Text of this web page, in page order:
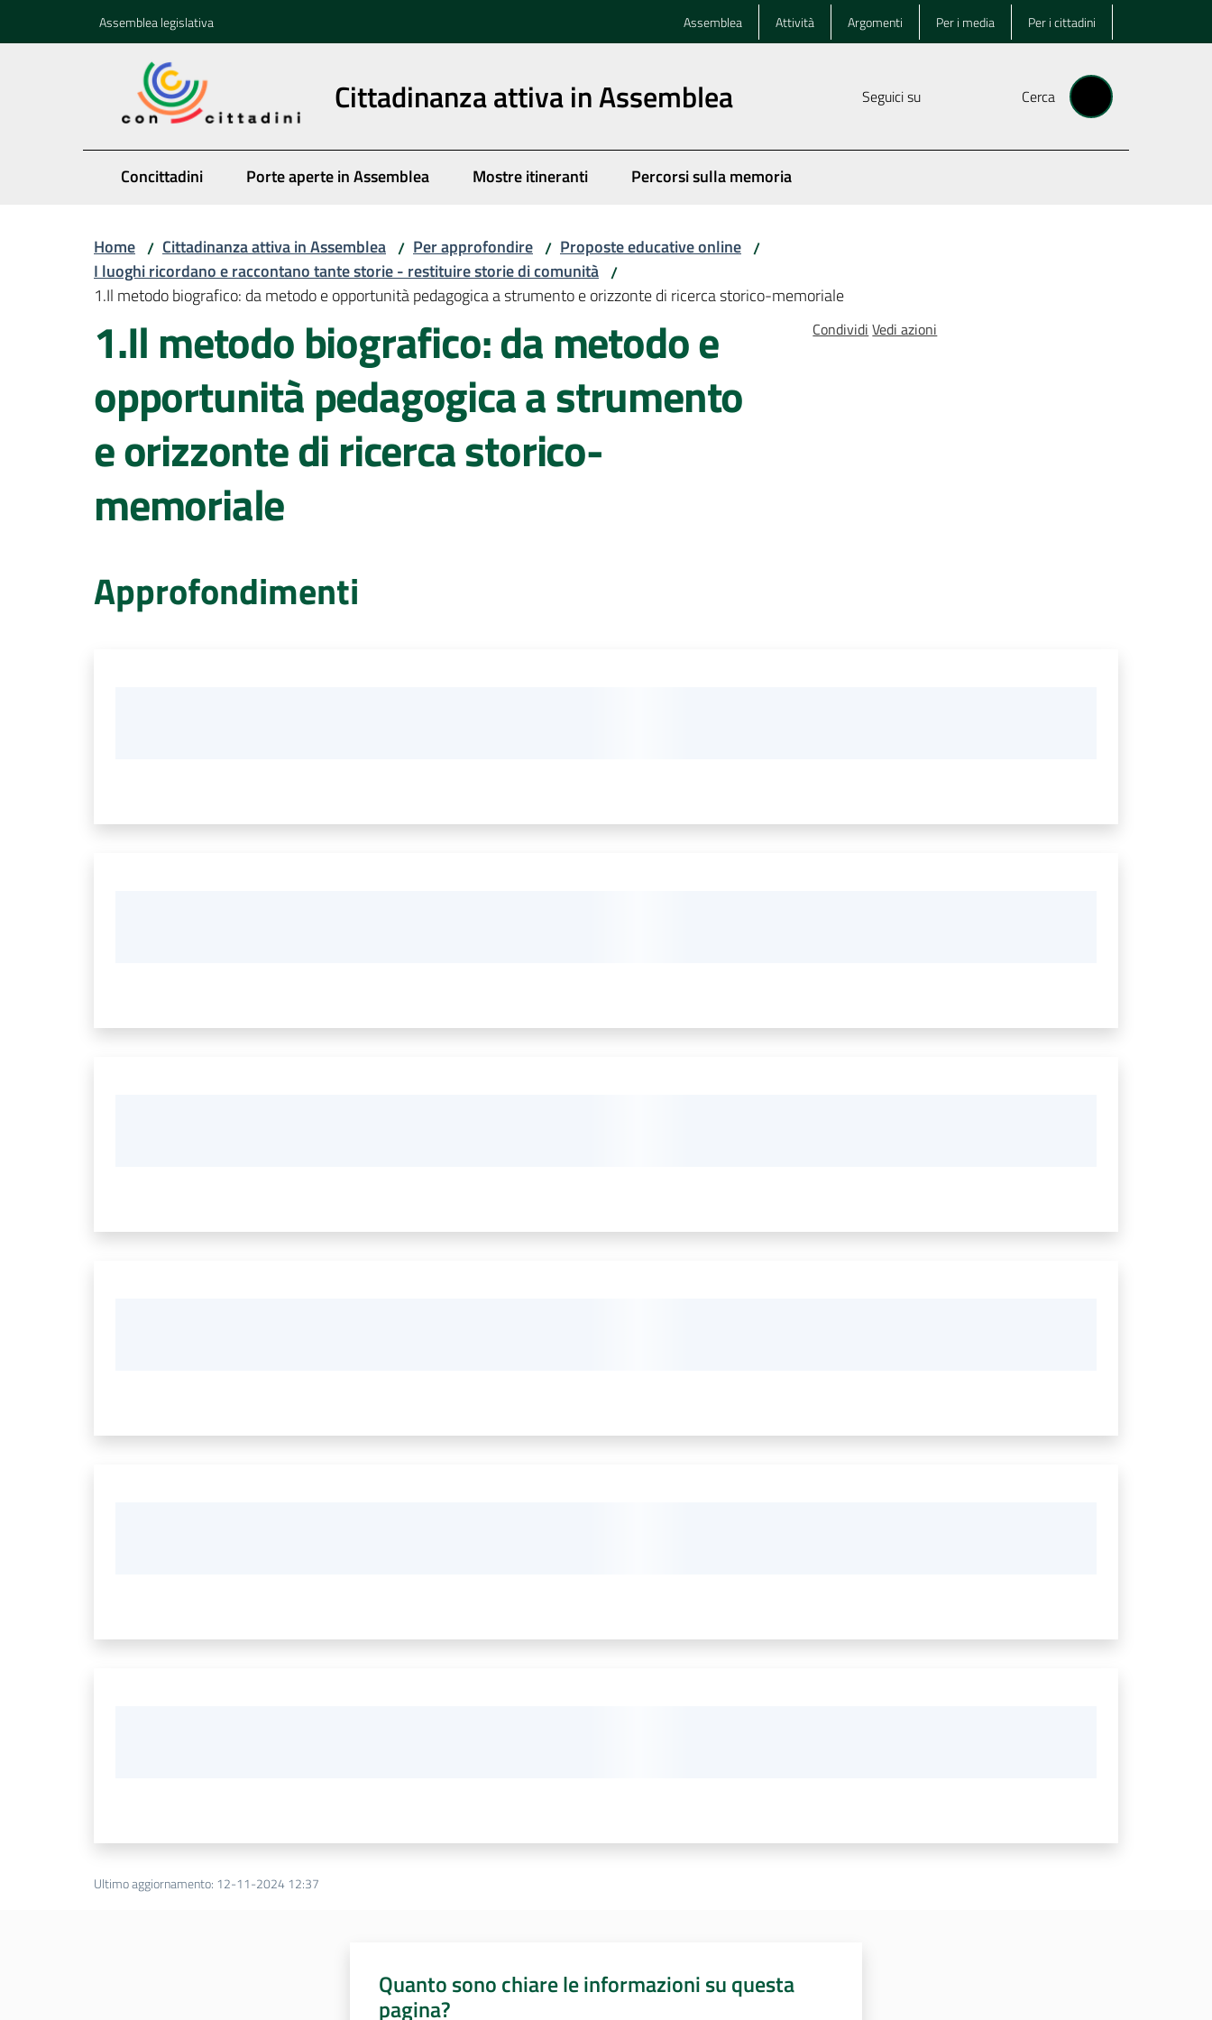
Assemblea legislativa Assemblea Attività Argomenti Per i media Per i cittadini
Cittadinanza attiva in Assemblea Seguici su Cerca
Concittadini Porte aperte in Assemblea Mostre itineranti Percorsi sulla memoria
Home / Cittadinanza attiva in Assemblea / Per approfondire / Proposte educative online /
I luoghi ricordano e raccontano tante storie - restituire storie di comunità /
1.Il metodo biografico: da metodo e opportunità pedagogica a strumento e orizzonte di ricerca storico-memoriale
1.Il metodo biografico: da metodo e
opportunità pedagogica a strumento
e orizzonte di ricerca storico-
memoriale
Condividi Vedi azioni
Approfondimenti
Ultimo aggiornamento: 12-11-2024 12:37
Quanto sono chiare le informazioni su questa
pagina?